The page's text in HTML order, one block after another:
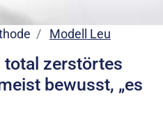
Modell Leu
total zerstörtes
bewusst, „es